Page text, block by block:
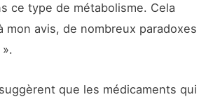
ce type de métabolisme. Cela
mon avis, de nombreux paradoxes
que les médicaments qui